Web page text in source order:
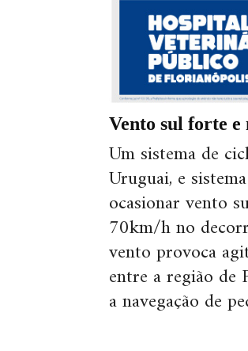
Vento sul forte
Um sistema de
Uruguai, e
ocasionar vento
70km/h no
vento provoca
entre a região de
a navegação de